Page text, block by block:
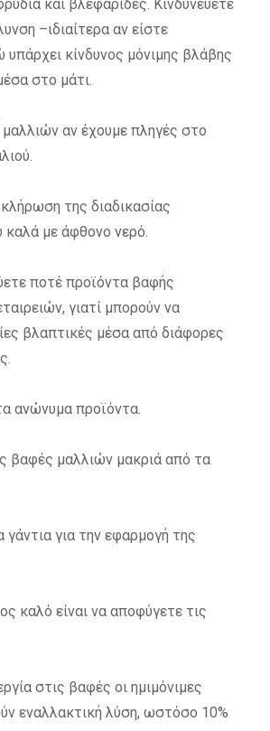
και βλεφαρίδες. Κινδυνεύετε
–ιδιαίτερα αν είστε
υπάρχει κίνδυνος μόνιμης βλάβης
στο μάτι.
αν έχουμε πληγές στο
της διαδικασίας
καλά με άφθονο νερό.
ποτέ προϊόντα βαφής
γιατί μπορούν να
βλαπτικές μέσα από διάφορες
ανώνυμα προϊόντα.
βαφές μαλλιών μακριά από τα
για την εφαρμογή της
καλό είναι να αποφύγετε τις
στις βαφές οι ημιμόνιμες
εναλλακτική λύση, ωστόσο 10%